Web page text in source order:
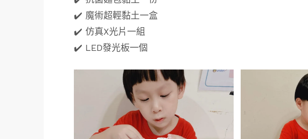
✔️ 魔術超輕黏土一盒
✔️ 仿真X光片一組
✔️ LED發光板一個